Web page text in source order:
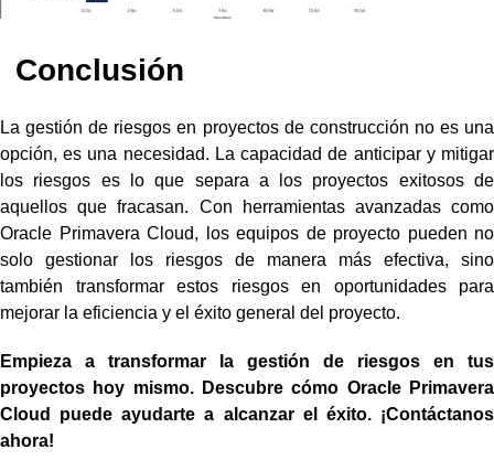
Conclusión
La gestión de riesgos en proyectos de construcción no es una
opción, es una necesidad. La capacidad de anticipar y mitigar
los riesgos es lo que separa a los proyectos exitosos de
aquellos que fracasan. Con herramientas avanzadas como
Oracle Primavera Cloud, los equipos de proyecto pueden no
solo gestionar los riesgos de manera más efectiva, sino
también transformar estos riesgos en oportunidades para
mejorar la eficiencia y el éxito general del proyecto.
Empieza a transformar la gestión de riesgos en tus
proyectos hoy mismo. Descubre cómo Oracle Primavera
Cloud puede ayudarte a alcanzar el éxito. ¡Contáctanos
ahora!